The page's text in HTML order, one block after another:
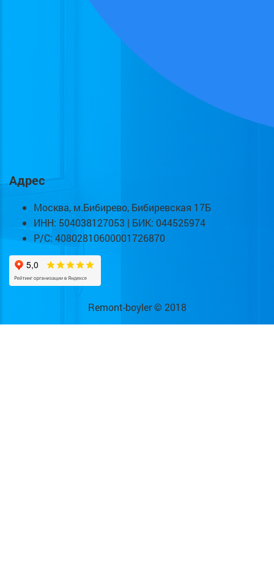
Адрес
Москва, м.Бибирево, Бибиревская 17Б
ИНН: 504038127053 | БИК: 044525974
Р/С: 40802810600001726870
Remont-boyler © 2018